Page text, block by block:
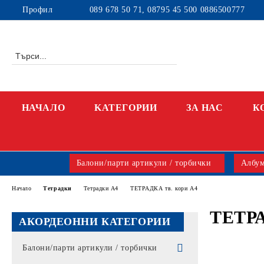
Профил 089 678 50 71, 08795 45 500 0886500777
НАЧАЛО KАТЕГОРИИ ЗА НАС
Балони/парти артикули / торбички
АКОРДЕОННИ КАТЕГОРИИ
Балони/парти артикули / торбички
Начало Тетрадки Тетрадки А4 ТЕТРАДКА тв. кори А4